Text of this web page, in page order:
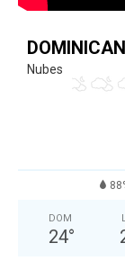
Nubes
DOM
24°